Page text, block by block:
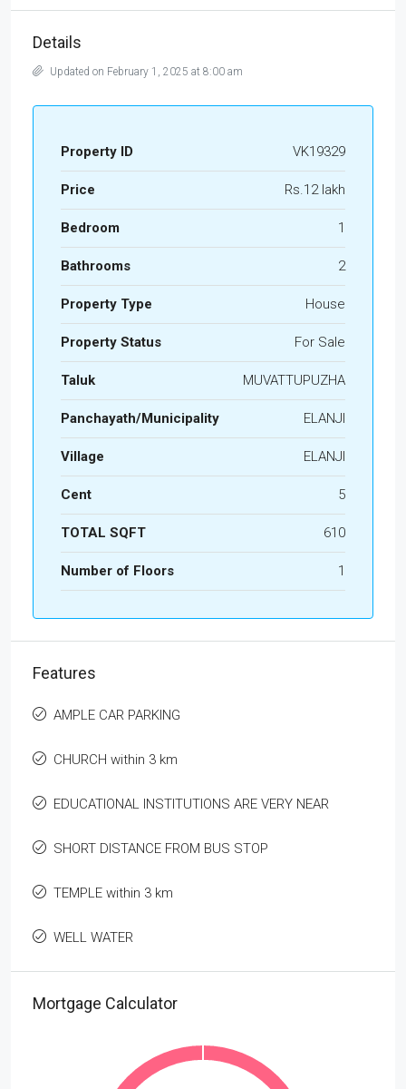
Details
Updated on February 1, 2025 at 8:00 am
Property ID VK19329
Price Rs.12 lakh
Bedroom 1
Bathrooms 2
Property Type House
Property Status For Sale
Taluk MUVATTUPUZHA
Panchayath/Municipality ELANJI
Village ELANJI
Cent 5
TOTAL SQFT 610
Number of Floors 1
Features
AMPLE CAR PARKING
CHURCH within 3 km
EDUCATIONAL INSTITUTIONS ARE VERY NEAR
SHORT DISTANCE FROM BUS STOP
TEMPLE within 3 km
WELL WATER
Mortgage Calculator